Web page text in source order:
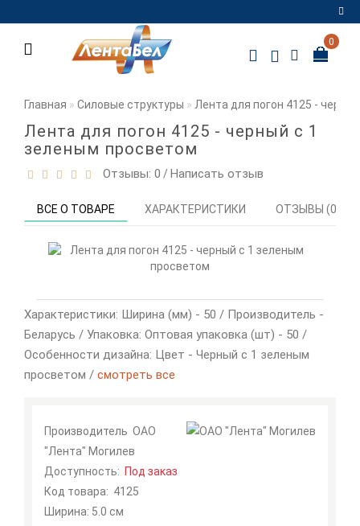
Регистрация
Мои
закладки
0
Главная Силовые структуры Лента для погон 4125 -
Лента для погон 4125 - черный с 1
зеленым просветом
Отзывы: 0 /Написать отзыв
ВСЕ О ТОВАРЕ ХАРАКТЕРИСТИКИ ОТЗЫВЫ (0)
Характеристики: Ширина (мм) - 50 / Производитель -
Беларусь / Упаковка: Оптовая упаковка (шт) - 50 /
Особенности дизайна: Цвет - Черный с 1 зеленым
просветом / смотреть все
Производитель ОАО
"Лента" Могилев
Доступность: Под заказ
Код товара: 4125
Ширина: 5.0 см